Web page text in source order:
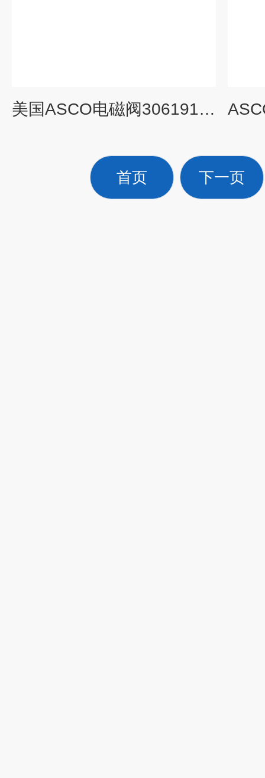
美国ASCO电磁阀306191-MS*刚到货
首页 下一页